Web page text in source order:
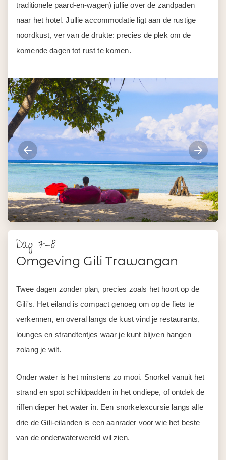
traditionele paard-en-wagen) jullie over de zandpaden
naar het hotel. Jullie accommodatie ligt aan de rustige
noordkust, ver van de drukte: precies de plek om de
komende dagen tot rust te komen.
Dag 7-8
Omgeving Gili Trawangan
Twee dagen zonder plan, precies zoals het hoort op de
Gili's. Het eiland is compact genoeg om op de fiets te
verkennen, en overal langs de kust vind je restaurants,
lounges en strandtentjes waar je kunt blijven hangen
zolang je wilt.
Onder water is het minstens zo mooi. Snorkel vanuit het
strand en spot schildpadden in het ondiepe, of ontdek de
riffen dieper het water in. Een snorkelexcursie langs alle
drie de Gili-eilanden is een aanrader voor wie het beste
van de onderwaterwereld wil zien.